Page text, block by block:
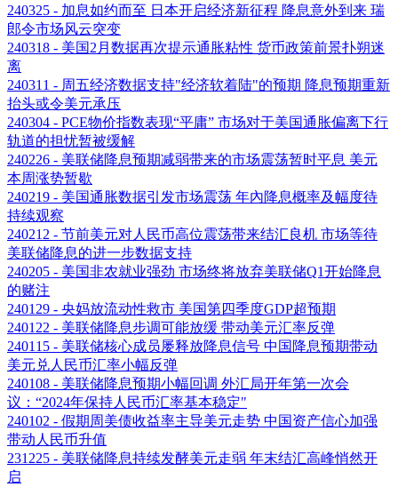
240325 - 加息如约而至 日本开启经济新征程 降息意外到来 瑞
郎令市场风云突变
240318 - 美国2月数据再次提示通胀粘性 货币政策前景扑朔迷
离
240311 - 周五经济数据支持"经济软着陆"的预期 降息预期重新
抬头或令美元承压
240304 - PCE物价指数表现“平庸” 市场对于美国通胀偏离下行
轨道的担忧暂被缓解
240226 - 美联储降息预期减弱带来的市场震荡暂时平息 美元
本周涨势暂歇
240219 - 美国通胀数据引发市场震荡 年內降息概率及幅度待
持续观察
240212 - 节前美元对人民币高位震荡带来结汇良机 市场等待
美联储降息的进一步数据支持
240205 - 美国非农就业强劲 市场终将放弃美联储Q1开始降息
的赌注
240129 - 央妈放流动性救市 美国第四季度GDP超预期
240122 - 美联储降息步调可能放缓 带动美元汇率反弹
240115 - 美联储核心成员屡释放降息信号 中国降息预期带动
美元兑人民币汇率小幅反弹
240108 - 美联储降息预期小幅回调 外汇局开年第一次会
议：“2024年保持人民币汇率基本稳定"
240102 - 假期周美债收益率主导美元走势 中国资产信心加强
带动人民币升值
231225 - 美联储降息持续发酵美元走弱 年末结汇高峰悄然开
启